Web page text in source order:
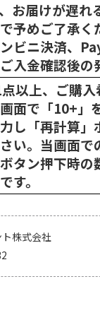
お届けが遅れ
予めご了承く
ビニ決済、
入金確認後の
以上、ご購入
面で「10+」
し「再計算」
い。当画面
タン押下時の
す。
株式会社